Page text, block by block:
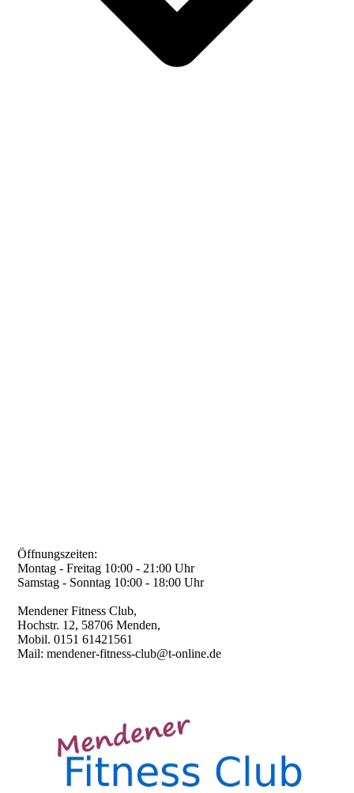
Öffnungszeiten:
Montag - Freitag 10:00 - 21:00 Uhr
Samstag - Sonntag 10:00 - 18:00 Uhr
Mendener Fitness Club,
Hochstr. 12, 58706 Menden,
Mobil. 0151 61421561
Mail: mendener-fitness-club@t-online.de